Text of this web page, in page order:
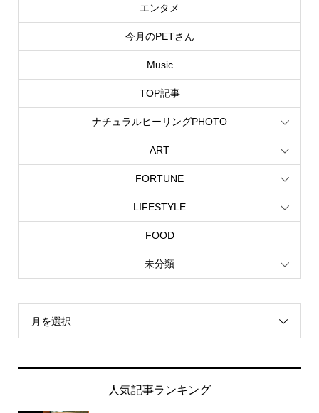
エンタメ
今月のPETさん
Music
TOP記事
ナチュラルヒーリングPHOTO
ART
FORTUNE
LIFESTYLE
FOOD
未分類
月を選択
人気記事ランキング